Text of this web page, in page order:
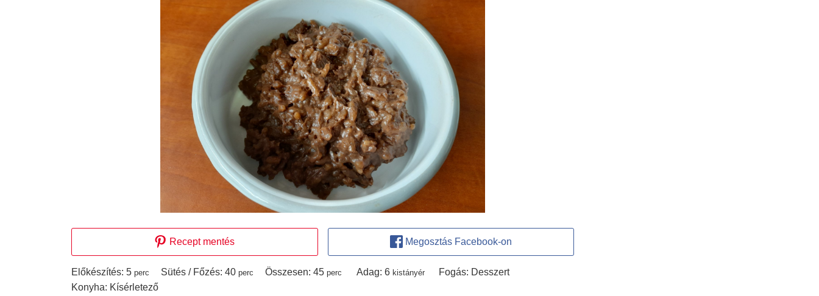
Recept mentés Megosztás Facebook-on
Előkészítés: 5perc
perc Sütés / Főzés:40perc
perc Összesen:45perc
perc Adag: 6 kistányér Fogás: Desszert
Konyha: Kísérletező